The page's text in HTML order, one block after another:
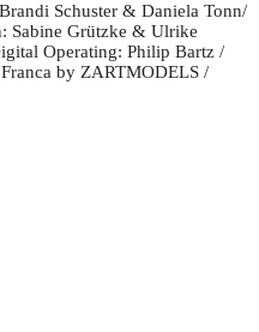
Schuster & Daniela Tonn/
Sabine Grützke & Ulrike
Operating: Philip Bartz /
by ZARTMODELS /